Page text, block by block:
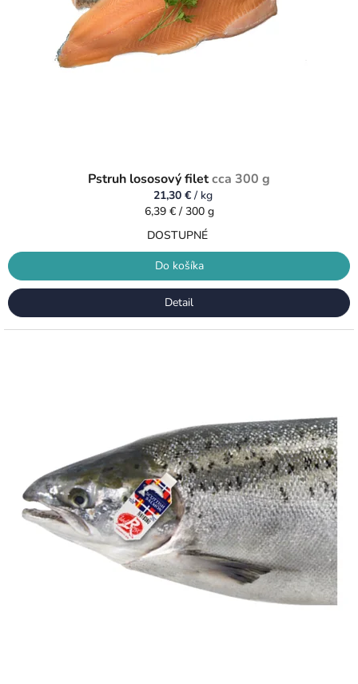
Pstruh lososový filetcca 300 g
21,30 € / kg
Jednotková
6,39 € / 300 g
DOSTUPNÉ
Do košíka
Detail